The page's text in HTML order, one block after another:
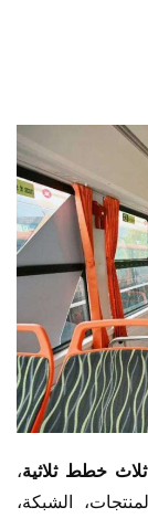
​ثلاث خطط ثلاثية​